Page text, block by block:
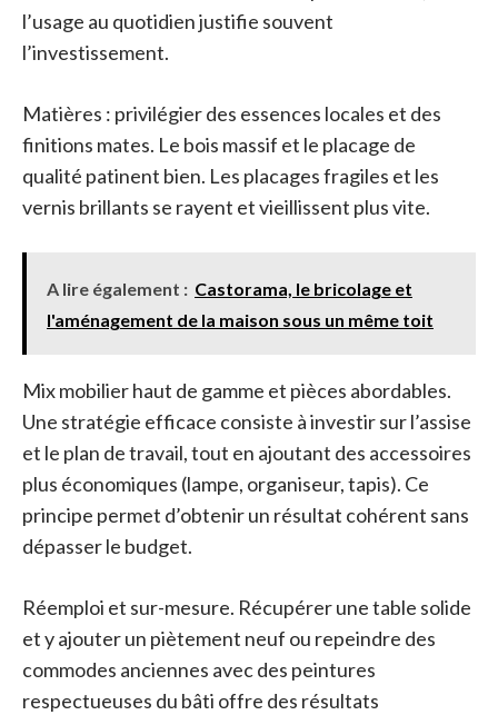
l’usage au quotidien justifie souvent
l’investissement.
Matières : privilégier des essences locales et des
finitions mates. Le bois massif et le placage de
qualité patinent bien. Les placages fragiles et les
vernis brillants se rayent et vieillissent plus vite.
A lire également : Castorama, le bricolage et
l'aménagement de la maison sous un même toit
Mix mobilier haut de gamme et pièces abordables.
Une stratégie efficace consiste à investir sur l’assise
et le plan de travail, tout en ajoutant des accessoires
plus économiques (lampe, organiseur, tapis). Ce
principe permet d’obtenir un résultat cohérent sans
dépasser le budget.
Réemploi et sur-mesure. Récupérer une table solide
et y ajouter un piètement neuf ou repeindre des
commodes anciennes avec des peintures
respectueuses du bâti offre des résultats